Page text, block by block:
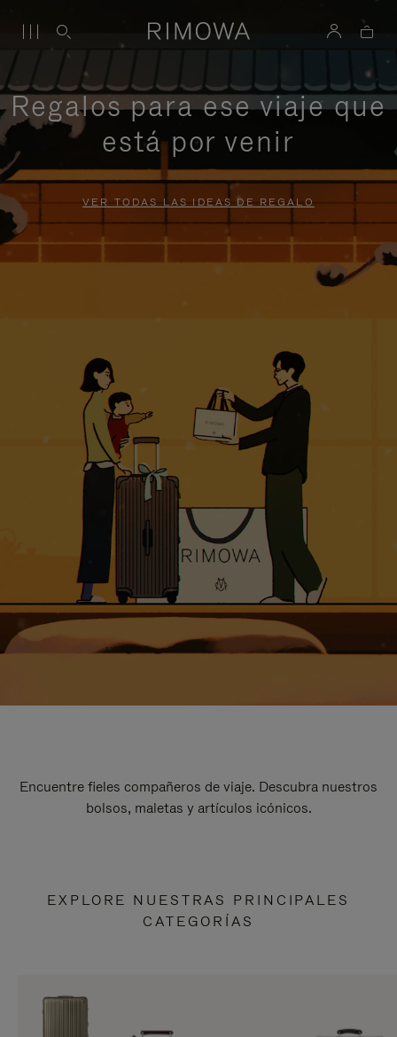
Regalos para ese viaje que
está por venir
VER TODAS LAS IDEAS DE REGALO
Encuentre fieles compañeros de viaje. Descubra nuestros
bolsos, maletas y artículos icónicos.
EXPLORE NUESTRAS PRINCIPALES
CATEGORÍAS